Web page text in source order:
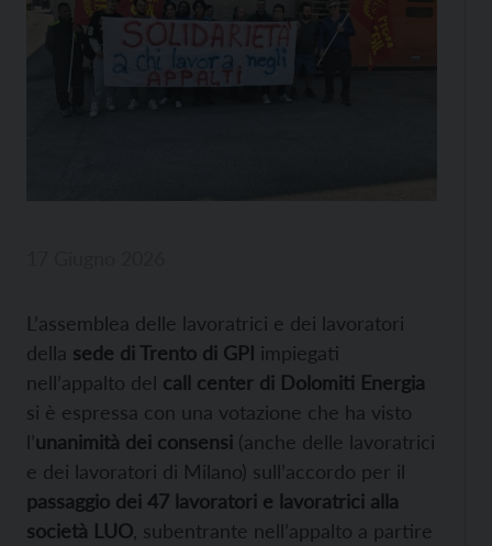
L’assemblea delle lavoratrici e dei lavoratori
della sede di Trento di GPI impiegati
nell’appalto del call center di Dolomiti Energia
si è espressa con una votazione che ha visto
l’unanimità dei consensi (anche delle lavoratrici
e dei lavoratori di Milano) sull’accordo per il
passaggio dei 47 lavoratori e lavoratrici alla
società LUO , subentrante nell’appalto a partire